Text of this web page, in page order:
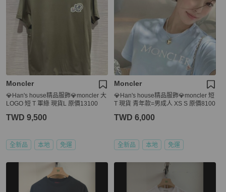
Moncler
💎Han's house精品服飾💎moncler 大
LOGO 短 T 軍綠 現貨L 原價13100
TWD 9,500
全新品 本地 免運
Moncler
💎Han's house精品服飾💎moncler 短
T 現貨 青年款=男成人 XS S 原價8100
TWD 6,000
全新品 本地 免運